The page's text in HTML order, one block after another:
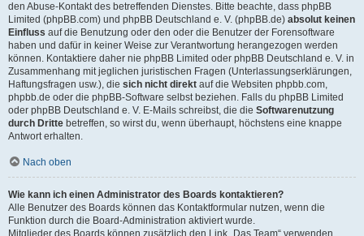
den Abuse-Kontakt des betreffenden Dienstes. Bitte beachte, dass phpBB
Limited (phpBB.com) und phpBB Deutschland e. V. (phpBB.de) absolut keinen
Einfluss auf die Benutzung oder den oder die Benutzer der Forensoftware
haben und dafür in keiner Weise zur Verantwortung herangezogen werden
können. Kontaktiere daher nie phpBB Limited oder phpBB Deutschland e. V. in
Zusammenhang mit jeglichen juristischen Fragen (Unterlassungserklärungen,
Haftungsfragen usw.), die sich nicht direkt auf die Websiten phpbb.com,
phpbb.de oder die phpBB-Software selbst beziehen. Falls du phpBB Limited
oder phpBB Deutschland e. V. E-Mails schreibst, die die Softwarenutzung
durch Dritte betreffen, so wirst du, wenn überhaupt, höchstens eine knappe
Antwort erhalten.
Nach oben
Wie kann ich einen Administrator des Boards kontaktieren?
Alle Benutzer des Boards können das Kontaktformular nutzen, wenn die
Funktion durch die Board-Administration aktiviert wurde.
Mitglieder des Boards können zusätzlich den Link „Das Team“ verwenden.